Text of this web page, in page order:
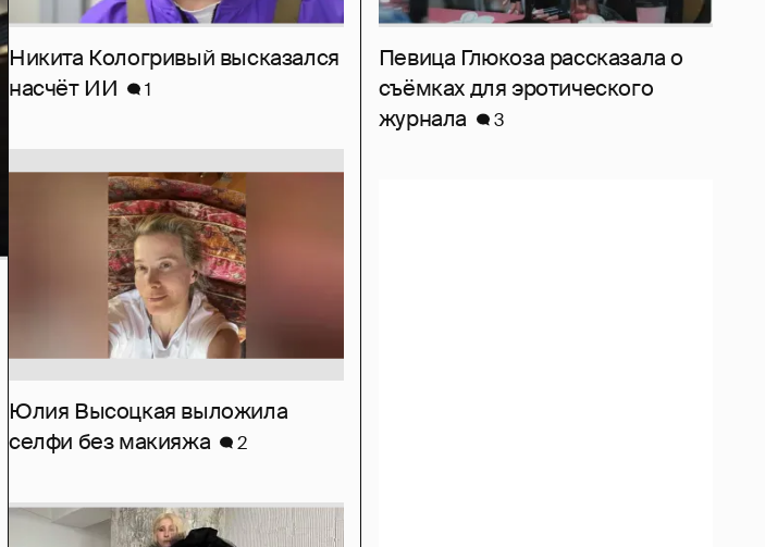
Никита Кологривый высказался
насчёт ИИ
1
Певица Глюкоза рассказала о
съёмках для эротического
журнала
3
Юлия Высоцкая выложила
селфи без макияжа
2